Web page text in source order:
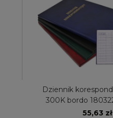
Dziennik
300K bordo
55,63 zł